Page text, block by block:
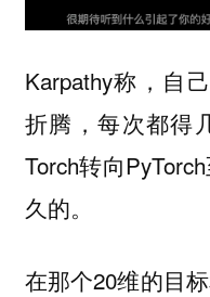
Karpathy称，自
折腾，每次都得
Torch转向
久的。
在那个20维的目